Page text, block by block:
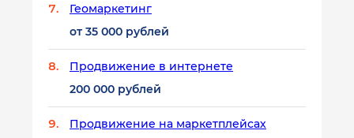
Геомаркетинг
от 35 000 рублей
Продвижение в интернете
200 000 рублей
Продвижение на маркетплейсах